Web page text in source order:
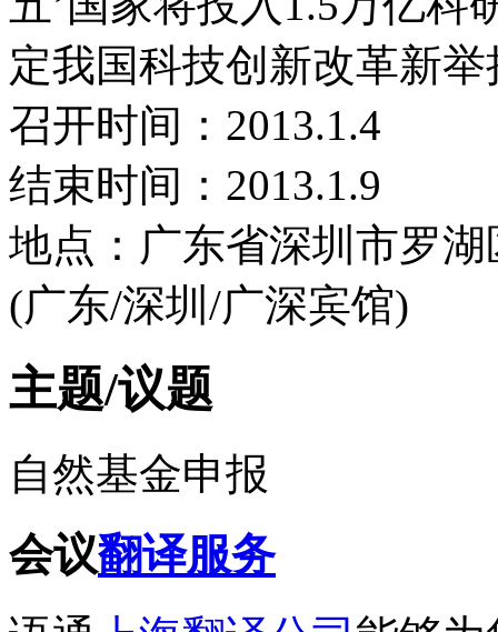
定我国科技创新改革新
召开时间：2013.1.4
结束时间：2013.1.9
地点：广东省深圳市罗
(广东/深圳/广深宾馆)
主题/议题
自然基金申报
会议翻译服务